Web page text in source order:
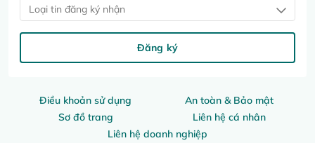
Điều khoản sử dụng
An toàn & Bảo mật
Sơ đồ trang
Liên hệ cá nhân
Liên hệ doanh nghiệp
Loại tin đăng ký nhận
Đăng ký